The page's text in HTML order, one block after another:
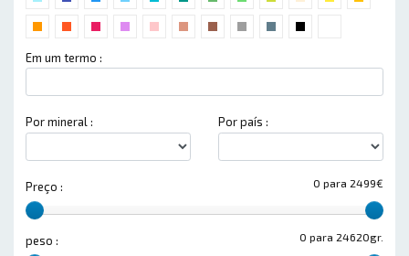
Em um termo :
Por mineral : Por país :
0 para 2499€
Preço :
0 para 24620gr.
peso :